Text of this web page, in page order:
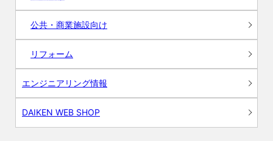
公共・商業施設向け
リフォーム
エンジニアリング情報
DAIKEN WEB SHOP